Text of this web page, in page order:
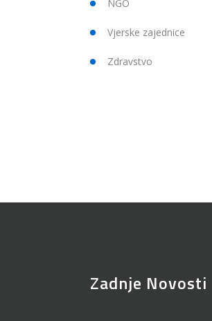
NGO
Vjerske zajednice
Zdravstvo
Zadnje Novosti